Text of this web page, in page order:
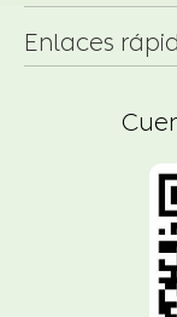
Enlaces